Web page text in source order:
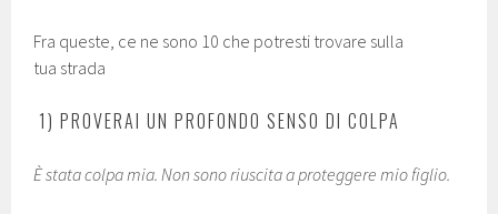
Fra queste, ce ne sono 10 che potresti trovare sulla
tua strada
1) PROVERAI UN PROFONDO SENSO DI COLPA
È stata colpa mia. Non sono riuscita a proteggere mio figlio.